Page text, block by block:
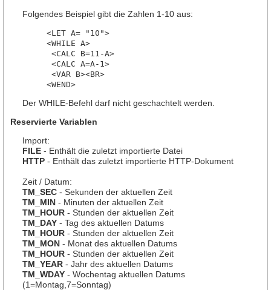
Folgendes Beispiel gibt die Zahlen 1-10 aus:
     <LET A= "10">
     <WHILE A>
      <CALC B=11-A>
      <CALC A=A-1>
      <VAR B><BR>
Der WHILE-Befehl darf nicht geschachtelt werden.
Reservierte Variablen
Import:
FILE - Enthält die zuletzt importierte Datei
HTTP - Enthält das zuletzt importierte HTTP-Dokument
Zeit / Datum:
TM_SEC - Sekunden der aktuellen Zeit
TM_MIN - Minuten der aktuellen Zeit
TM_HOUR - Stunden der aktuellen Zeit
TM_DAY - Tag des aktuellen Datums
TM_HOUR - Stunden der aktuellen Zeit
TM_MON - Monat des aktuellen Datums
TM_HOUR - Stunden der aktuellen Zeit
TM_YEAR - Jahr des aktuellen Datums
TM_WDAY - Wochentag aktuellen Datums
(1=Montag,7=Sonntag)